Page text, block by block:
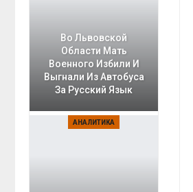
Во Львовской
Области Мать
Военного Избили И
Выгнали Из Автобуса
За Русский Язык
АНАЛИТИКА